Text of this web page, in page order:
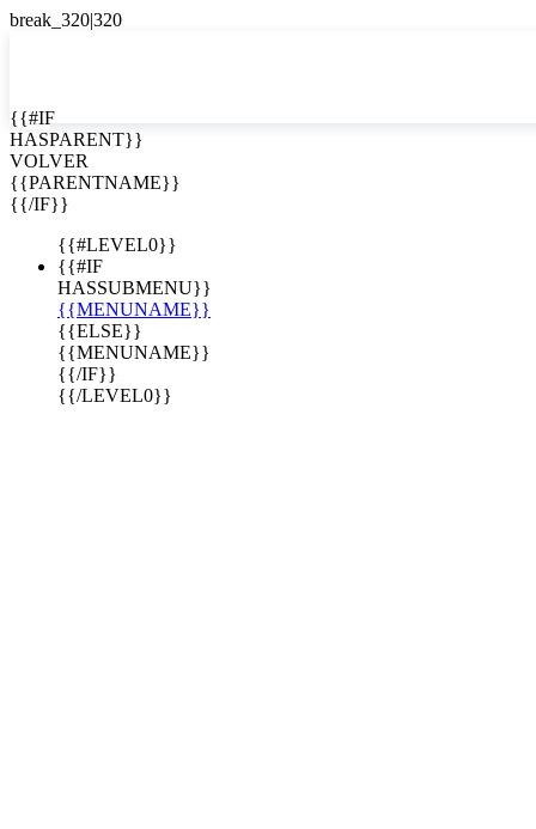

EN
ES
{{#IF
HASPARENT}}
VOLVER
{{PARENTNAME}}
{{/IF}}
{{#LEVEL0}}
{{#IF
HASSUBMENU}}
{{MENUNAME}}
{{ELSE}}
{{MENUNAME}}
{{/IF}}
{{/LEVEL0}}